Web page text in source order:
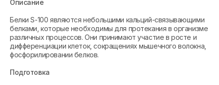
Описание
Белки S-100 являются небольшими кальций-связывающими
белками, которые необходимы для протекания в организме
различных процессов. Они принимают участие в росте и
дифференциации клеток, сокращениях мышечного волокна,
фосфорилировании белков.
Подготовка